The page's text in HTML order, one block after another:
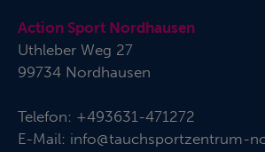
Action Sport Nordhausen
Uthleber Weg 27
99734 Nordhausen
Telefon: +493631-471272
E-Mail: info@tauchsportzentrum-